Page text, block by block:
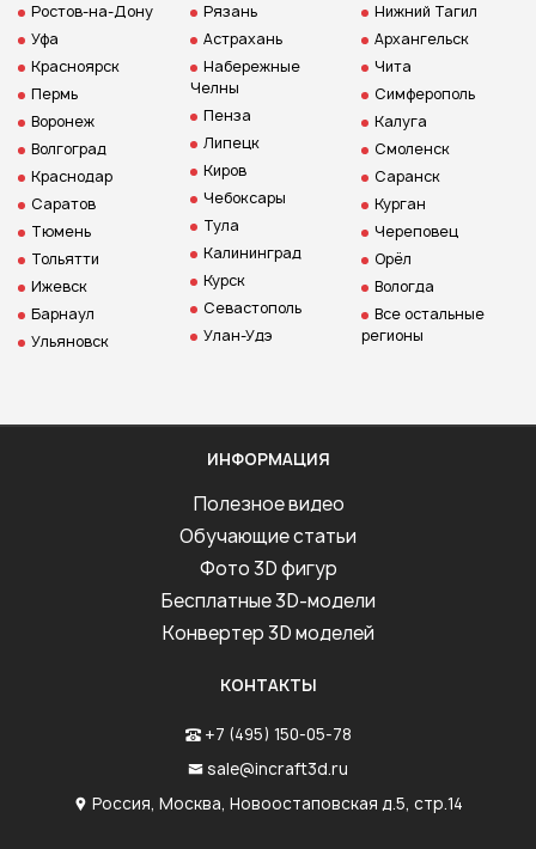
Ростов-на-Дону
Уфа
Красноярск
Пермь
Воронеж
Волгоград
Краснодар
Саратов
Тюмень
Тольятти
Ижевск
Барнаул
Ульяновск
Рязань
Астрахань
Набережные
Челны
Пенза
Липецк
Киров
Чебоксары
Тула
Калининград
Курск
Севастополь
Улан-Удэ
Нижний Тагил
Архангельск
Чита
Симферополь
Калуга
Смоленск
Саранск
Курган
Череповец
Орёл
Вологда
Все остальные
регионы
ИНФОРМАЦИЯ
Полезное видео
Обучающие статьи
Фото 3D фигур
Бесплатные 3D-модели
Конвертер 3D моделей
КОНТАКТЫ
+7 (495) 150-05-78
sale@incraft3d.ru
Россия, Москва, Новоостаповская д.5, стр.14